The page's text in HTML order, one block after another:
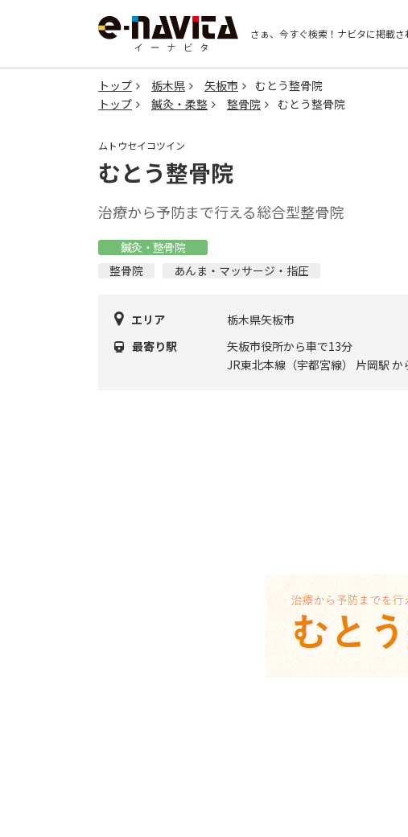
さぁ、今すぐ検索！ ナビタに掲載さ
トップ 栃木県 矢板市
むとう整骨院
トップ
鍼灸・柔整 整骨院 むとう整骨院
ムトウセイコツイン
むとう整骨院
治療から予防まで行える総合型整骨院
鍼灸・整骨院
整骨院
あんま・マッサージ・指圧
エリア
栃木県矢板市
最寄り駅
矢板市役所から車で13分
JR東北本線（宇都宮線） 片岡駅 か